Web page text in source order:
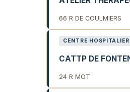
66 R DE COULMIERS
CENTRE HOSPITALIER
CATTP DE
24 R MOT